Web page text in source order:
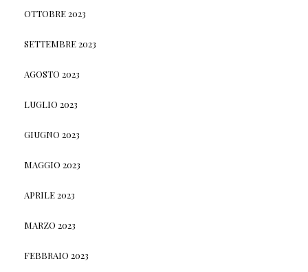
OTTOBRE 2023
SETTEMBRE 2023
AGOSTO 2023
LUGLIO 2023
GIUGNO 2023
MAGGIO 2023
APRILE 2023
MARZO 2023
FEBBRAIO 2023